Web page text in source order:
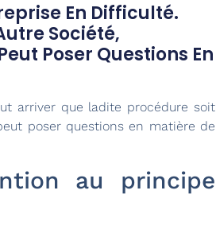
En Difficulté.
Société,
Poser Questions En
arriver que ladite procédure soit
poser questions en matière de
au principe